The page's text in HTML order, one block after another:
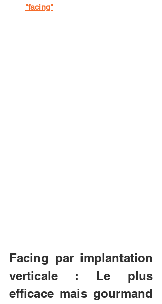
"facing"
Facing par implantation
verticale : Le plus
efficace mais gourmand